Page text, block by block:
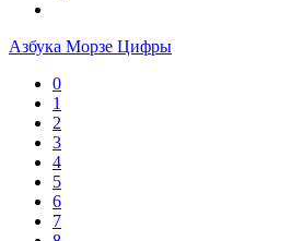
Азбука Морзе Цифры
0
1
2
3
4
5
6
7